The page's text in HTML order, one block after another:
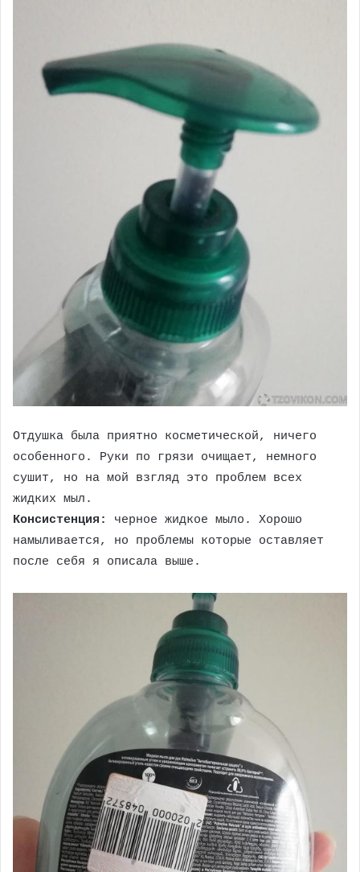
Отдушка была приятно косметической, ничего
особенного. Руки по грязи очищает, немного
сушит, но на мой взгляд это проблем всех
жидких мыл.
Консистенция:
черное жидкое мыло. Хорошо
намыливается, но проблемы которые оставляет
после себя я описала выше.